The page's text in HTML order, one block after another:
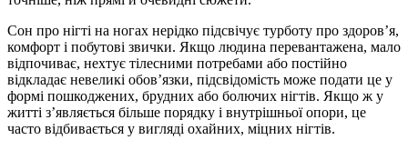
Сон про нігті на ногах нерідко підсвічує турботу про здоров’я,
комфорт і побутові звички. Якщо людина перевантажена, мало
відпочиває, нехтує тілесними потребами або постійно
відкладає невеликі обов’язки, підсвідомість може подати це у
формі пошкоджених, брудних або болючих нігтів. Якщо ж у
житті з’являється більше порядку і внутрішньої опори, це
часто відбивається у вигляді охайних, міцних нігтів.